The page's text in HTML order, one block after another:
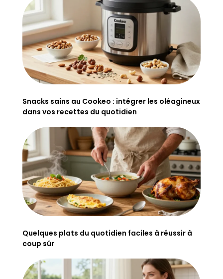
Snacks sains au Cookeo : intégrer les oléagineux
dans vos recettes du quotidien
Quelques plats du quotidien faciles à réussir à
coup sûr